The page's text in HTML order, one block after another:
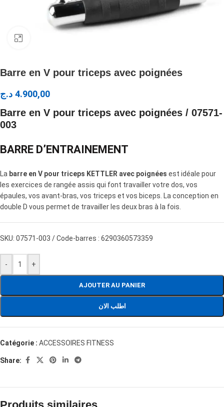
Barre en V pour triceps avec poignées
4.900,00 د.ج
Barre en V pour triceps avec poignées / 07571-
003
BARRE D’ENTRAINEMENT
La barre en V pour triceps KETTLER avec poignées est idéale pour
les exercices de rangée assis qui font travailler votre dos, vos
épaules, vos avant-bras, vos triceps et vos biceps. La conception en
double D vous permet de travailler les deux bras à la fois.
SKU: 07571-003 / Code-barres : 6290360573359
- +
AJOUTER AU PANIER
اطلب الان
Catégorie : ACCESSOIRES FITNESS
Share: